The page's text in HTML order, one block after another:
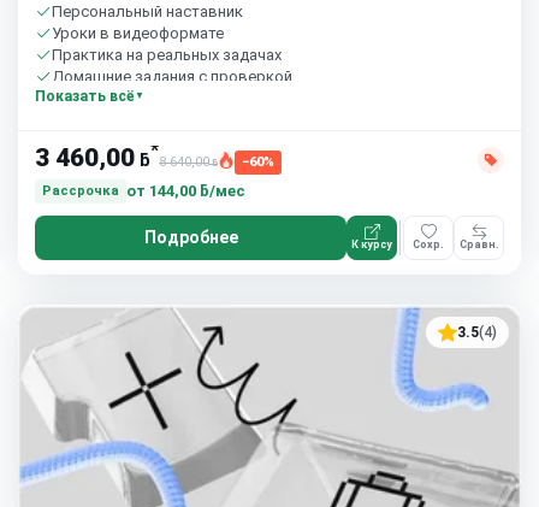
Персональный наставник
Уроки в видеоформате
Практика на реальных задачах
Домашние задания с проверкой
Бесплатный пробный урок
Показать всё
3 460,00 ƃ*
8 640,00ƃ
−60%
Рассрочка
от 144,00 ƃ/мес
Подробнее К курсу Сохр. Сравн.
3.5(4)